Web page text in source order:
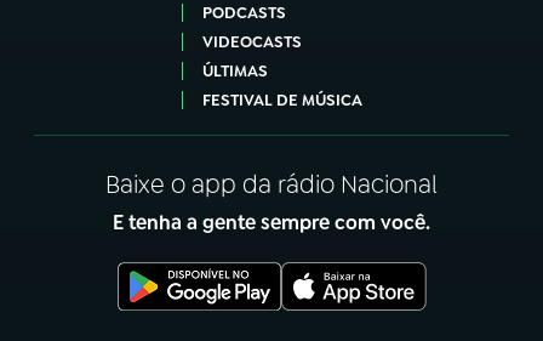
PODCASTS
VIDEOCASTS
ÚLTIMAS
FESTIVAL DE MÚSICA
Baixe o app da rádio Nacional
E tenha a gente sempre com você.